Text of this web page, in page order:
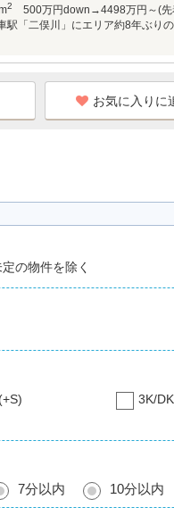
2 500万円down→4498万円～(先
駅「二俣川」にエリア約8年ぶ
お気に入りに
の物件を除く
3K/
7分以内 10分以内